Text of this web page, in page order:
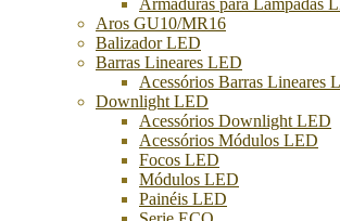
Armaduras para Lâmpadas
Aros GU10/MR16
Balizador LED
Barras Lineares LED
Acessórios Barras Lineares
Downlight LED
Acessórios Downlight LED
Acessórios Módulos LED
Focos LED
Módulos LED
Painéis LED